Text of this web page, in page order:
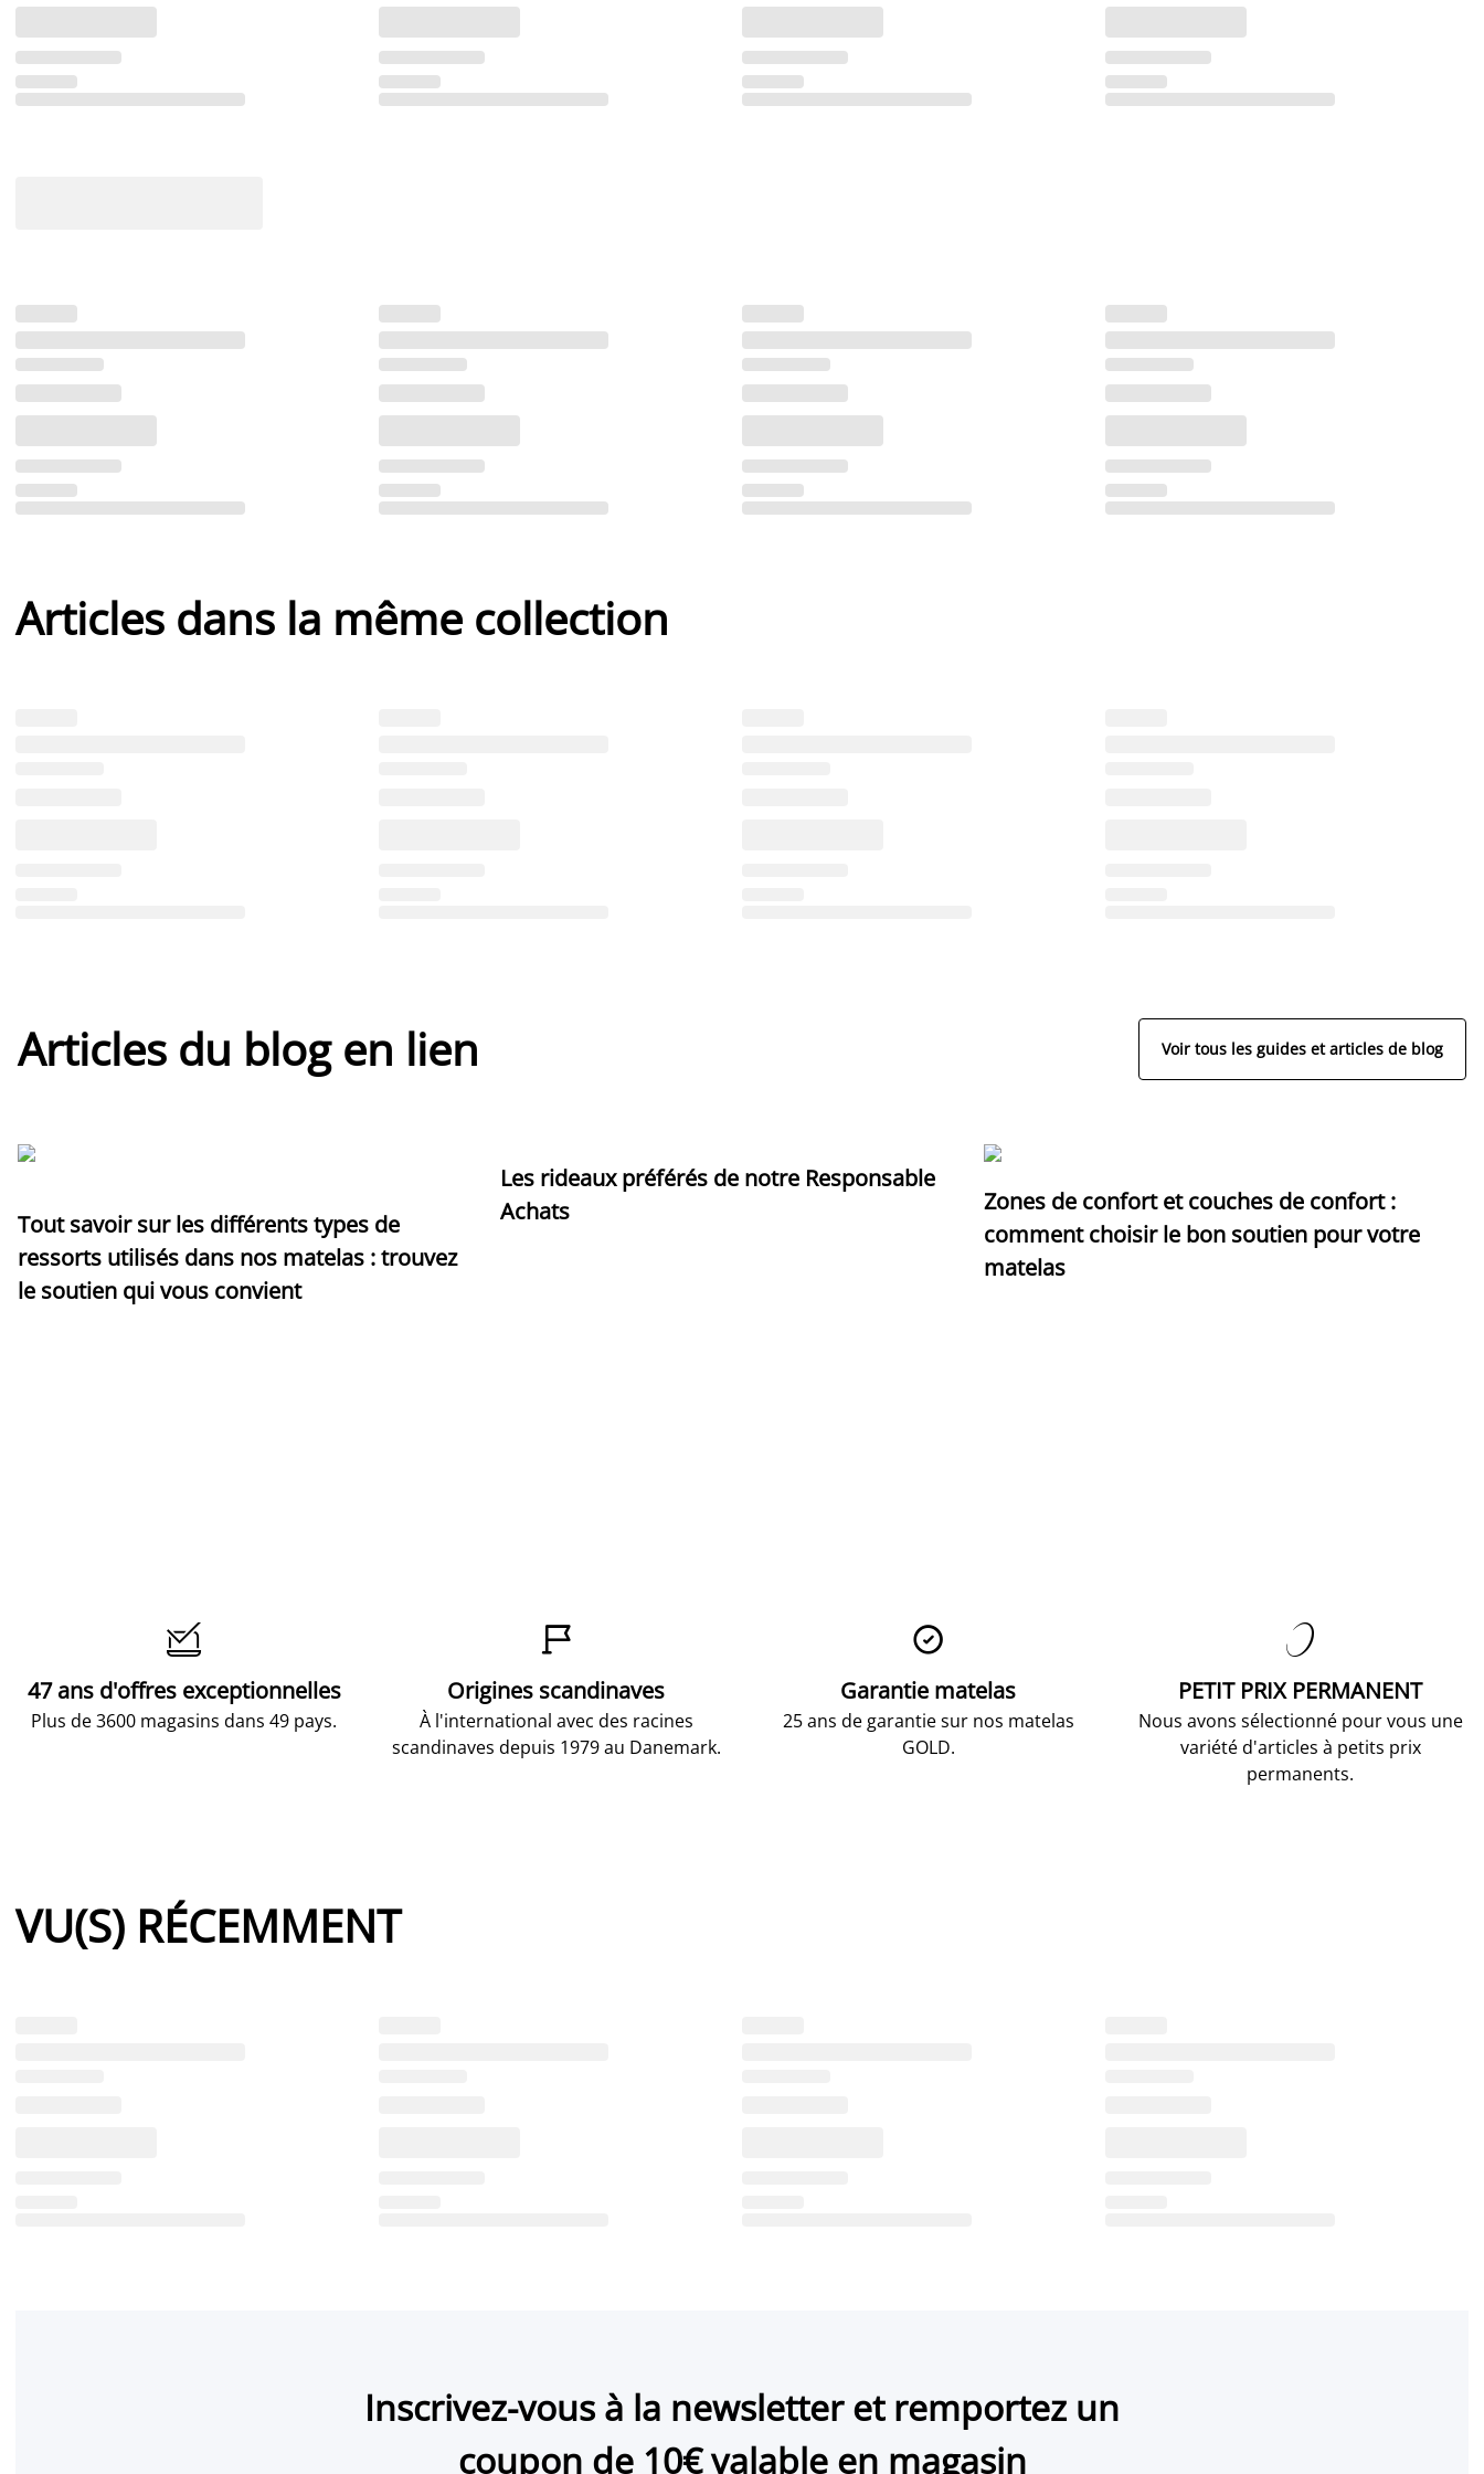
Articles dans la même collection
Articles du blog en lien Voir tous les guides et articles de blog
Tout savoir sur les différents types de
ressorts utilisés dans nos matelas : trouvez
le soutien qui vous convient
Les rideaux préférés de notre Responsable
Achats
Zones de confort et couches de confort :
comment choisir le bon soutien pour votre
matelas

47 ans d'offres exceptionnelles
Plus de 3600 magasins dans 49 pays.

Origines scandinaves
À l'international avec des racines
scandinaves depuis 1979 au Danemark.

Garantie matelas
25 ans de garantie sur nos matelas
GOLD.

PETIT PRIX PERMANENT
Nous avons sélectionné pour vous une
variété d'articles à petits prix
permanents.
VU(S) RÉCEMMENT
Inscrivez-vous à la newsletter et remportez un
coupon de 10€ valable en magasin